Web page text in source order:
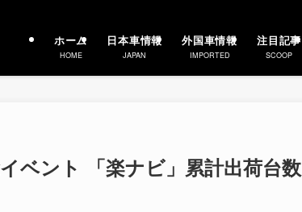
ホーム
HOME
日本車情報
JAPAN
外国車情報
IMPORTED
注目記事
SCOOP
ベント 「楽ナビ」累計出荷台数